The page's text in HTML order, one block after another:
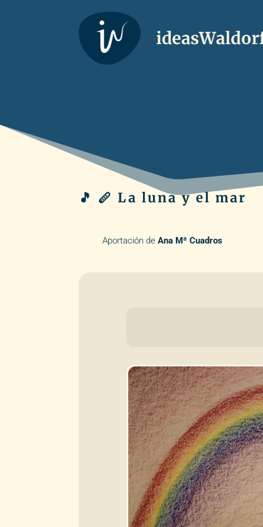
🎵 🪈 La luna y el mar
Aportación deAna Mª Cuadros